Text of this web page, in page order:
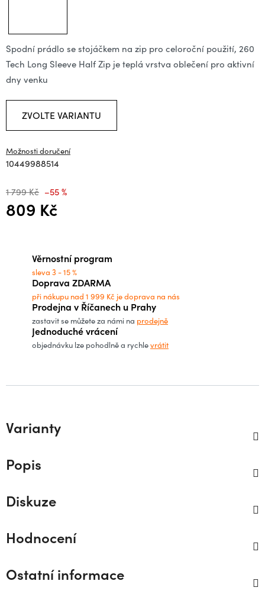
Spodní prádlo se stojáčkem na zip pro celoroční použití, 260
Tech Long Sleeve Half Zip je teplá vrstva oblečení pro aktivní
dny venku
ZVOLTE VARIANTU
Možnosti doručení
10449988514
1 799 Kč –55 %
809 Kč
Věrnostní program
sleva 3 - 15 %
Doprava ZDARMA
při nákupu nad 1 999 Kč je doprava na nás
Prodejna v Říčanech u Prahy
zastavit se můžete za námi na prodejně
Jednoduché vrácení
objednávku lze pohodlně a rychlevrátit
Varianty
Popis
Diskuze
Hodnocení
Ostatní informace